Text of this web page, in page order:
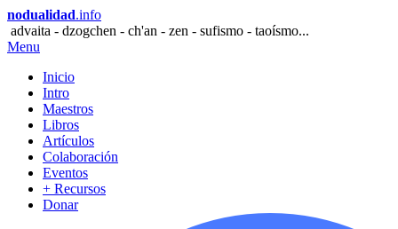
nodualidad.info
advaita - dzogchen - ch'an - zen - sufismo - taoísmo...
Menu
Inicio
Intro
Maestros
Libros
Artículos
Colaboración
Eventos
+ Recursos
Donar